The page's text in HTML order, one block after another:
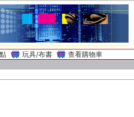
玩具/布書 查看購物車